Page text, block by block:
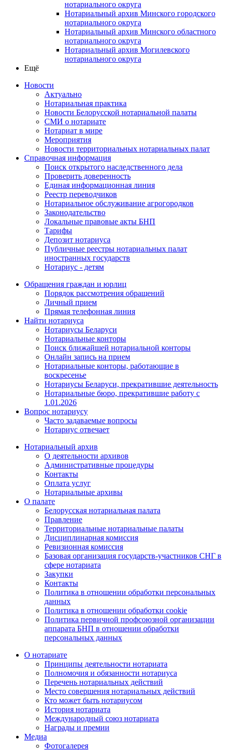
нотариального округа
Нотариальный архив Минского городского
нотариального округа
Нотариальный архив Минского областного
нотариального округа
Нотариальный архив Могилевского
нотариального округа
Ещё
Новости
Актуально
Нотариальная практика
Новости Белорусской нотариальной палаты
СМИ о нотариате
Нотариат в мире
Мероприятия
Новости территориальных нотариальных палат
Справочная информация
Поиск открытого наследственного дела
Проверить доверенность
Единая информационная линия
Реестр переводчиков
Нотариальное обслуживание агрогородков
Законодательство
Локальные правовые акты БНП
Тарифы
Депозит нотариуса
Публичные реестры нотариальных палат
иностранных государств
Нотариус - детям
Обращения граждан и юрлиц
Порядок рассмотрения обращений
Личный прием
Прямая телефонная линия
Найти нотариуса
Нотариусы Беларуси
Нотариальные конторы
Поиск ближайшей нотариальной конторы
Онлайн запись на прием
Нотариальные конторы, работающие в
воскресенье
Нотариусы Беларуси, прекратившие деятельность
Нотариальные бюро, прекратившие работу с
1.01.2026
Вопрос нотариусу
Часто задаваемые вопросы
Нотариус отвечает
Нотариальный архив
О деятельности архивов
Административные процедуры
Контакты
Оплата услуг
Нотариальные архивы
О палате
Белорусская нотариальная палата
Правление
Территориальные нотариальные палаты
Дисциплинарная комиссия
Ревизионная комиссия
Базовая организация государств-участников СНГ в
сфере нотариата
Закупки
Контакты
Политика в отношении обработки персональных
данных
Политика в отношении обработки cookie
Политика первичной профсоюзной организации
аппарата БНП в отношении обработки
персональных данных
О нотариате
Принципы деятельности нотариата
Полномочия и обязанности нотариуса
Перечень нотариальных действий
Место совершения нотариальных действий
Кто может быть нотариусом
История нотариата
Международный союз нотариата
Награды и премии
Медиа
Фотогалерея